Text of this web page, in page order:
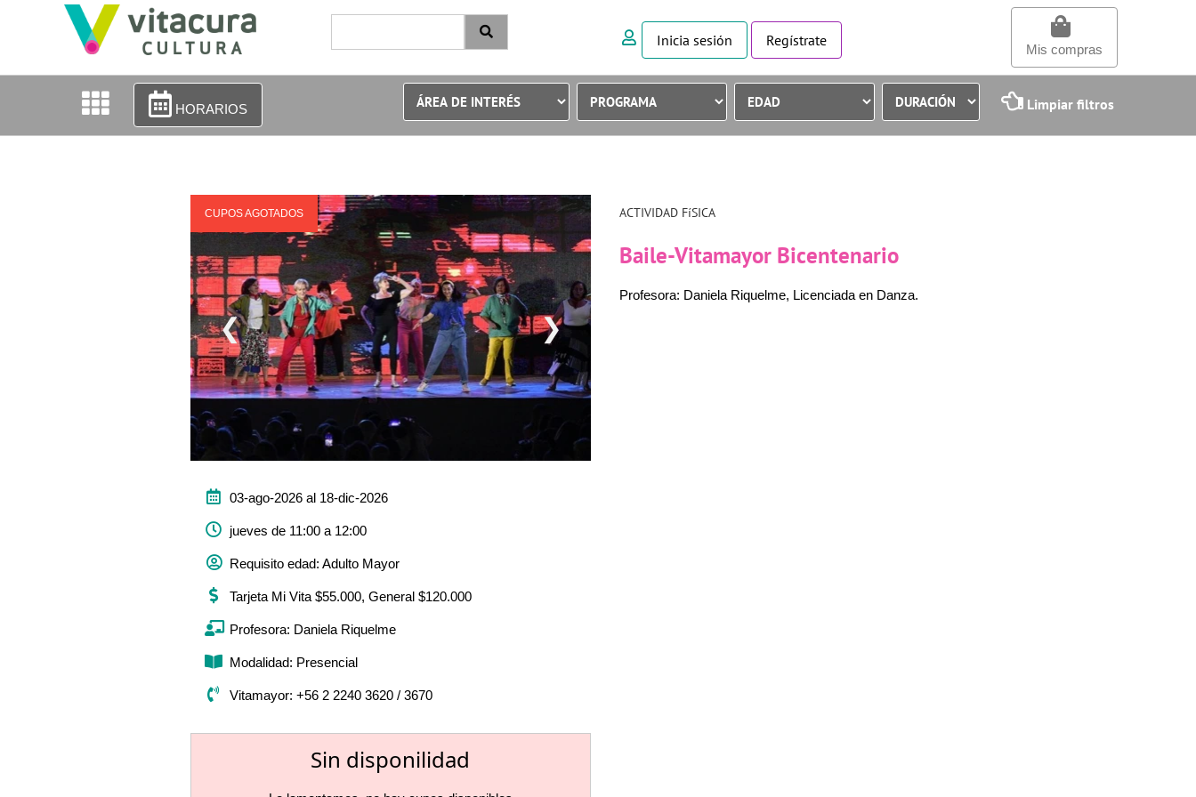
Inicia sesión Regístrate
Mis compras
HORARIOS Limpiar filtros
CUPOS AGOTADOS
❮ ❯
03-ago-2026 al 18-dic-2026
jueves de 11:00 a 12:00
Requisito edad: Adulto Mayor
Tarjeta Mi Vita $55.000, General $120.000
Profesora: Daniela Riquelme
Modalidad: Presencial
Vitamayor: +56 2 2240 3620 / 3670
Sin disponilidad
ACTIVIDAD FíSICA
Baile-Vitamayor Bicentenario
Profesora: Daniela Riquelme, Licenciada en Danza.